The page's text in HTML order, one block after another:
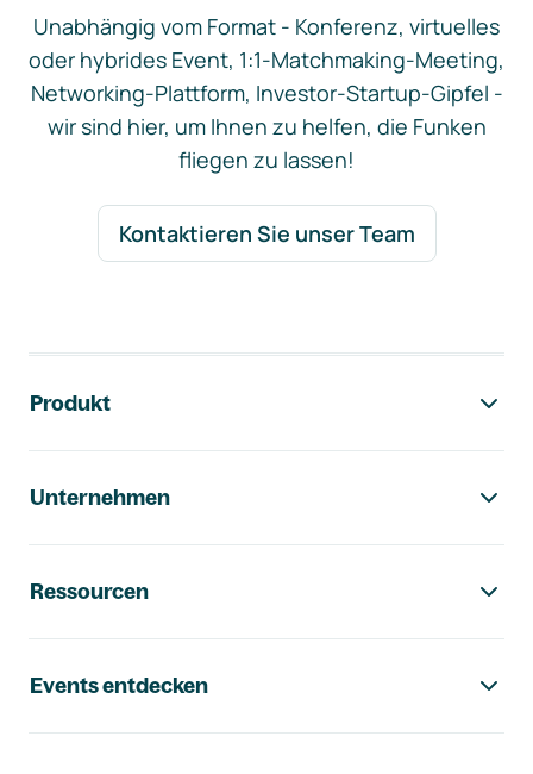
Unabhängig vom Format - Konferenz, virtuelles
oder hybrides Event, 1:1-Matchmaking-Meeting,
Networking-Plattform, Investor-Startup-Gipfel -
wir sind hier, um Ihnen zu helfen, die Funken
fliegen zu lassen!
Kontaktieren Sie unser Team
Produkt
Unternehmen
Ressourcen
Events entdecken